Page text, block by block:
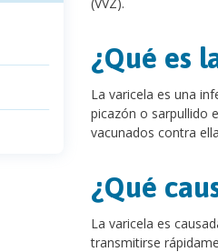
¿Qué es
La varicela es una
picazón o sarpullido
vacunados contra
¿Qué
La varicela es
transmitirse